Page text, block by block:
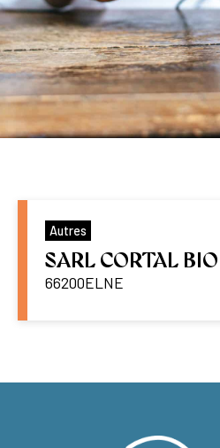
Autres
SARL CORTAL BIO
66200ELNE